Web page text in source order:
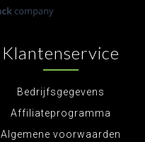
Klantenservice
Bedrijfsgegevens
Affiliateprogramma
Algemene voorwaarden